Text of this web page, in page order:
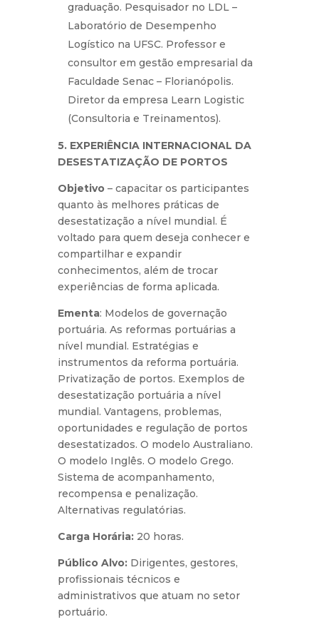
graduação. Pesquisador no LDL –
Laboratório de Desempenho
Logístico na UFSC. Professor e
consultor em gestão empresarial da
Faculdade Senac – Florianópolis.
Diretor da empresa Learn Logistic
(Consultoria e Treinamentos).
5. EXPERIÊNCIA INTERNACIONAL DA
DESESTATIZAÇÃO DE PORTOS
Objetivo– capacitar os participantes
quanto às melhores práticas de
desestatização a nível mundial. É
voltado para quem deseja conhecer e
compartilhar e expandir
conhecimentos, além de trocar
experiências de forma aplicada.
Ementa: Modelos de governação
portuária. As reformas portuárias a
nível mundial. Estratégias e
instrumentos da reforma portuária.
Privatização de portos. Exemplos de
desestatização portuária a nível
mundial. Vantagens, problemas,
oportunidades e regulação de portos
desestatizados. O modelo Australiano.
O modelo Inglês. O modelo Grego.
Sistema de acompanhamento,
recompensa e penalização.
Alternativas regulatórias.
Carga Horária:20 horas.
Público Alvo:Dirigentes, gestores,
profissionais técnicos e
administrativos que atuam no setor
portuário.